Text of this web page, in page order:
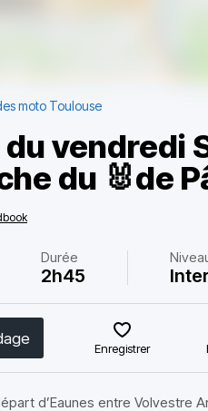
moto Toulouse
vendredi
du 🐰de
Durée
2h45
Enregistrer
d’Eaunes entre Volvestre